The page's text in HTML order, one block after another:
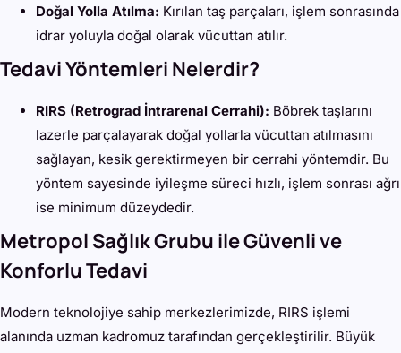
Doğal Yolla Atılma: Kırılan taş parçaları, işlem sonrasında
idrar yoluyla doğal olarak vücuttan atılır.
Tedavi Yöntemleri Nelerdir?
RIRS (Retrograd İntrarenal Cerrahi): Böbrek taşlarını
lazerle parçalayarak doğal yollarla vücuttan atılmasını
sağlayan, kesik gerektirmeyen bir cerrahi yöntemdir. Bu
yöntem sayesinde iyileşme süreci hızlı, işlem sonrası ağrı
ise minimum düzeydedir.
Metropol Sağlık Grubu ile Güvenli ve
Konforlu Tedavi
Modern teknolojiye sahip merkezlerimizde, RIRS işlemi
alanında uzman kadromuz tarafından gerçekleştirilir. Büyük